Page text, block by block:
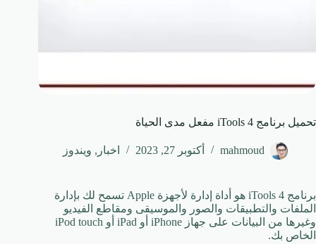
تحميل برنامج iTools 4 مفعل مدى الحياة
mahmoud أكتوبر 27, 2023 اخبار , ويندوز
برنامج iTools 4 هو أداة إدارة لأجهزة Apple تسمح لك بإدارة
الملفات والتطبيقات والصور والموسيقى ومقاطع الفيديو
وغيرها من البيانات على جهاز iPhone أو iPad أو iPod touch
الخاص بك.